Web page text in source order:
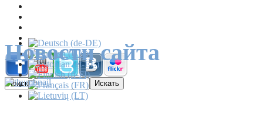
Пресса
Новости сайта